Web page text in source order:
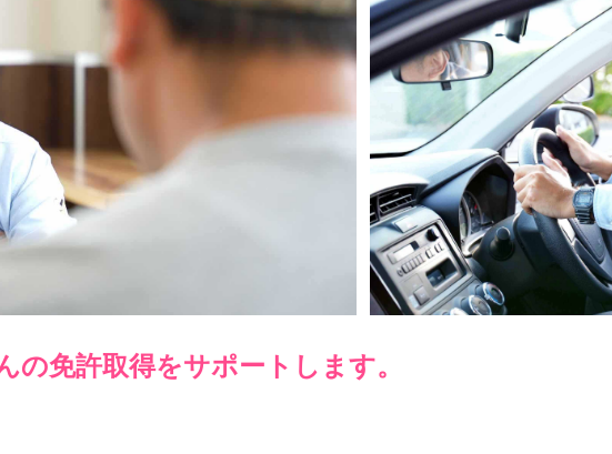
の免許取得をサポートします。